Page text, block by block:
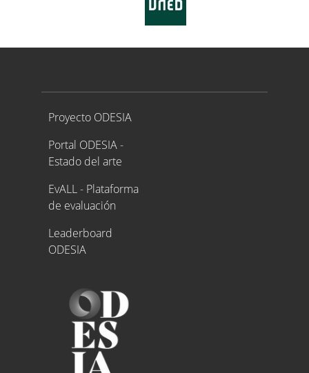
Proyecto ODESIA
Proyecto ODESIA
Portal ODESIA -
Estado del arte
EvALL - Plataforma
de evaluación
Leaderboard
ODESIA